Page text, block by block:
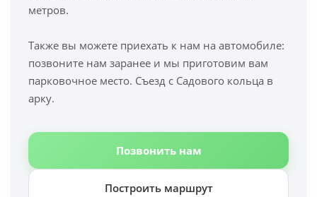
метров.
Также вы можете приехать к нам на автомобиле:
позвоните нам заранее и мы приготовим вам
парковочное место. Съезд с Садового кольца в
арку.
Позвонить нам
Построить маршрут